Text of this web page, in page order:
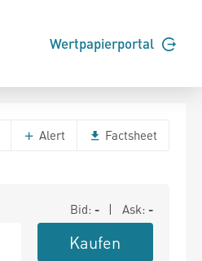
Wertpapierportal
Alert Factsheet
Bid: - | Ask: -
Kaufen